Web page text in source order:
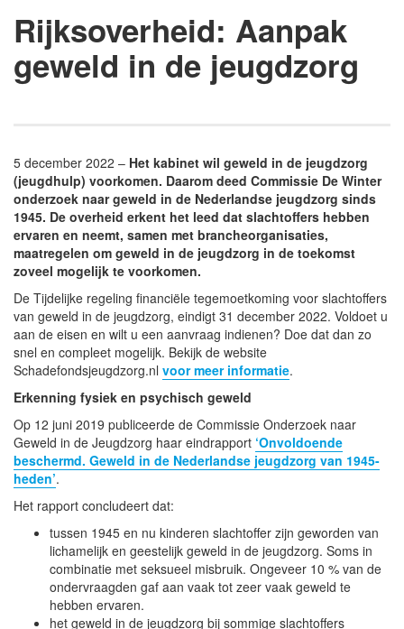
Rijksoverheid: Aanpak
geweld in de jeugdzorg
5 december 2022 – Het kabinet wil geweld in de jeugdzorg
(jeugdhulp) voorkomen. Daarom deed Commissie De Winter
onderzoek naar geweld in de Nederlandse jeugdzorg sinds
1945. De overheid erkent het leed dat slachtoffers hebben
ervaren en neemt, samen met brancheorganisaties,
maatregelen om geweld in de jeugdzorg in de toekomst
zoveel mogelijk te voorkomen.
De Tijdelijke regeling financiële tegemoetkoming voor slachtoffers
van geweld in de jeugdzorg, eindigt 31 december 2022. Voldoet u
aan de eisen en wilt u een aanvraag indienen? Doe dat dan zo
snel en compleet mogelijk. Bekijk de website
Schadefondsjeugdzorg.nl voor meer informatie.
Erkenning fysiek en psychisch geweld
Op 12 juni 2019 publiceerde de Commissie Onderzoek naar
Geweld in de Jeugdzorg haar eindrapport ‘Onvoldoende
beschermd. Geweld in de Nederlandse jeugdzorg van 1945-
heden’.
Het rapport concludeert dat:
tussen 1945 en nu kinderen slachtoffer zijn geworden van
lichamelijk en geestelijk geweld in de jeugdzorg. Soms in
combinatie met seksueel misbruik. Ongeveer 10 % van de
ondervraagden gaf aan vaak tot zeer vaak geweld te
hebben ervaren.
het geweld in de jeugdzorg bij sommige slachtoffers